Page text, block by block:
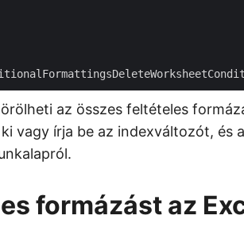
az összes feltételes
vagy írja be az indexváltozót, és
formázást az